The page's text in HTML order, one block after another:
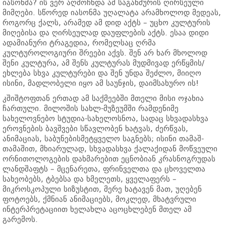
იასონმა? ის ვერ აღმოჩნდა ამ საგანძურის ღირსეული
მიმღები. სწორედ იასონმა უღალატა არამხოლოდ მედეას,
როგორც ქალს, არამედ ამ დიდ აქტს – უცხო კულტურის
მიღებისა და ღირსეულად დაუფლების აქტს. ესაა დიდი
ადამიანური ტრაგედია, რომელსაც ღრმა
კულტუროლოგიური შრეები აქვს. შენ არ ხარ მხოლოდ
შენი კულტურა, ამ შენს კულტურას მუდმივად ერწყმის/
ეხლება სხვა კულტურები და შენ უნდა შეძლო, მიიღო
ისინი, მადლობელი იყო ამ საუნჯის, დაიმსახურო ის!
კშიშტოფთან ერთად ამ საქმეებში მთელი მისი ოჯახია
ჩართული. მილოშის სახლ-მუზეუმში რამდენიმე
სახელოვნებო სტუდია-სახელოსნოა, სადაც სხვადასხვა
ეროვნების ბავშვები სწავლობენ ხატვას, ძერწვას,
ანიმაციას, საბუნებისმეტყველო საგნებს; ისინი თამაშ-
თამაშით, მხიარულად, სხვადასხვა ქალაქიდან მოწვეული
ორნითოლოგების დახმარებით ეცნობიან კრასნოგრუდას
ლანდშაფტს – მცენარეთა, ფრინველთა და ცხოველთა
სახეობებს, ტბებსა და ხმელეთს, ყველაფერს –
მიკროსკოპული სიზუსტით, მერე ხატავენ მათ, უღებენ
ფოტოებს, ქმნიან ანიმაციებს, მოკლედ, მხატვრული
ინტერპრეტაციით ხელახლა აცოცხლებენ მთელ ამ
გარემოს.